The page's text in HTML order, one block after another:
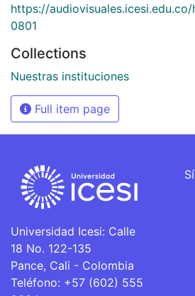
https://
0801
Collections
Nuestras instituciones
Full item page
Universidad Icesi: Calle
18 No. 122-135
Pance, Cali - Colombia
Teléfono: +57 (602) 555